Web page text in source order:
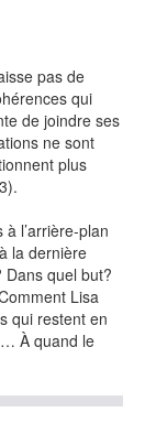
S'ABONNER
des mails de la
à travers les liens de
pas de
qui
de joindre ses
ne sont
plus
l’arrière-plan
la dernière
quel but?
Lisa
qui restent en
À quand le